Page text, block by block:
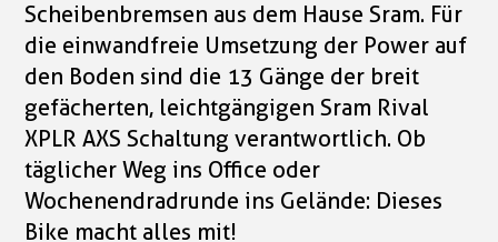
Scheibenbremsen aus dem Hause Sram. Für
die einwandfreie Umsetzung der Power auf
den Boden sind die 13 Gänge der breit
gefächerten, leichtgängigen Sram Rival
XPLR AXS Schaltung verantwortlich. Ob
täglicher Weg ins Office oder
Wochenendradrunde ins Gelände: Dieses
Bike macht alles mit!